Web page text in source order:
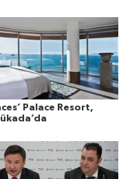
Palace Resort,